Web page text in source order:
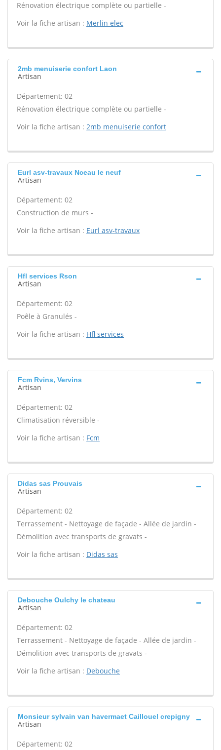
Rénovation électrique complète ou partielle -
Voir la fiche artisan : Merlin elec
2mb menuiserie confort Laon
Artisan
Département: 02
Rénovation électrique complète ou partielle -
Voir la fiche artisan : 2mb menuiserie confort
Eurl asv-travaux Nceau le neuf
Artisan
Département: 02
Construction de murs -
Voir la fiche artisan : Eurl asv-travaux
Hfl services Rson
Artisan
Département: 02
Poêle à Granulés -
Voir la fiche artisan : Hfl services
Fcm Rvins, Vervins
Artisan
Département: 02
Climatisation réversible -
Voir la fiche artisan : Fcm
Didas sas Prouvais
Artisan
Département: 02
Terrassement - Nettoyage de façade - Allée de jardin -
Démolition avec transports de gravats -
Voir la fiche artisan : Didas sas
Debouche Oulchy le chateau
Artisan
Département: 02
Terrassement - Nettoyage de façade - Allée de jardin -
Démolition avec transports de gravats -
Voir la fiche artisan : Debouche
Monsieur sylvain van havermaet Caillouel crepigny
Artisan
Département: 02